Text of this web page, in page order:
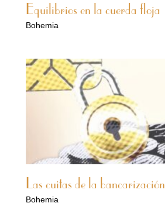
Equilibrios en la cuerda floja
Bohemia
Las cuitas de la bancarización
Bohemia